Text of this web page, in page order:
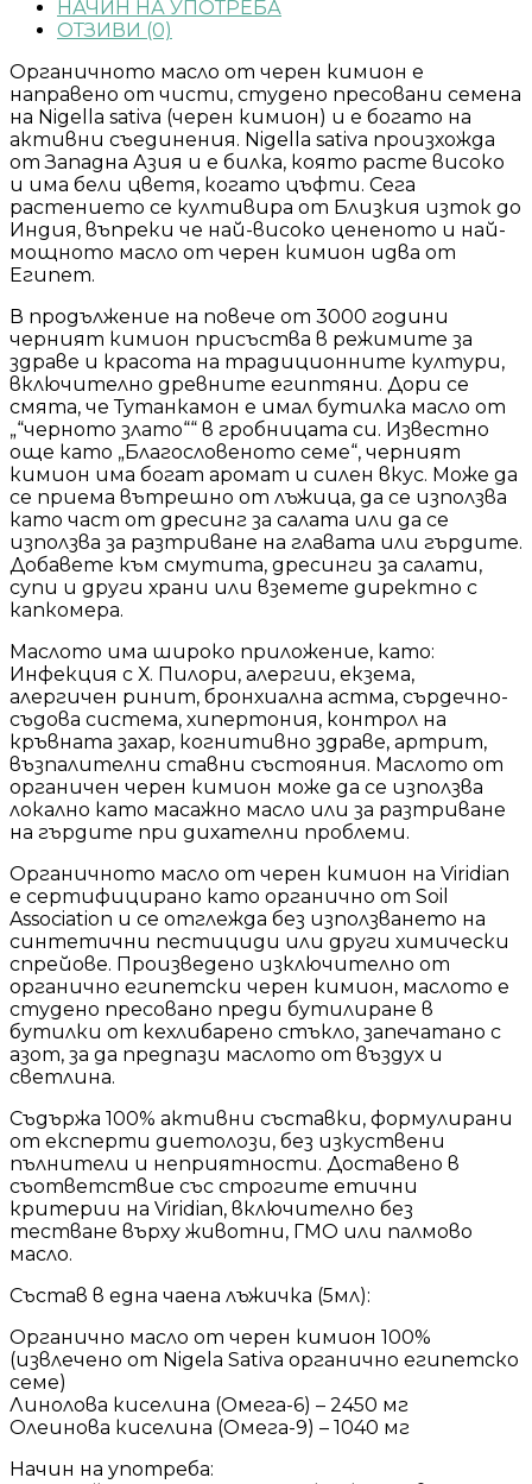
НАЧИН НА УПОТРЕБА
ОТЗИВИ (0)
Органичното масло от черен кимион е
направено от чисти, студено пресовани семена
на Nigella sativa (черен кимион) и е богато на
активни съединения. Nigella sativa произхожда
от Западна Азия и е билка, която расте високо
и има бели цветя, когато цъфти. Сега
растението се култивира от Близкия изток до
Индия, въпреки че най-високо цененото и най-
мощното масло от черен кимион идва от
Египет.
В продължение на повече от 3000 години
черният кимион присъства в режимите за
здраве и красота на традиционните култури,
включително древните египтяни. Дори се
смята, че Тутанкамон е имал бутилка масло от
„“черното злато““ в гробницата си. Известно
още като „Благословеното семе“, черният
кимион има богат аромат и силен вкус. Може да
се приема вътрешно от лъжица, да се използва
като част от дресинг за салата или да се
използва за разтриване на главата или гърдите.
Добавете към смутита, дресинги за салати,
супи и други храни или вземете директно с
капкомера.
Маслото има широко приложение, като:
Инфекция с Х. Пилори, алергии, екзема,
алергичен ринит, бронхиална астма, сърдечно-
съдова система, хипертония, контрол на
кръвната захар, когнитивно здраве, артрит,
възпалителни ставни състояния. Маслото от
органичен черен кимион може да се използва
локално като масажно масло или за разтриване
на гърдите при дихателни проблеми.
Органичното масло от черен кимион на Viridian
е сертифицирано като органично от Soil
Association и се отглежда без използването на
синтетични пестициди или други химически
спрейове. Произведено изключително от
органично египетски черен кимион, маслото е
студено пресовано преди бутилиране в
бутилки от кехлибарено стъкло, запечатано с
азот, за да предпази маслото от въздух и
светлина.
Съдържа 100% активни съставки, формулирани
от експерти диетолози, без изкуствени
пълнители и неприятности. Доставено в
съответствие със строгите етични
критерии на Viridian, включително без
тестване върху животни, ГМО или палмово
масло.
Състав в една чаена лъжичка (5мл):
Органично масло от черен кимион 100%
(извлечено от Nigela Sativa органично египетско
семе)
Линолова киселина (Омега-6) – 2450 мг
Олеинова киселина (Омега-9) – 1040 мг
Начин на употреба: